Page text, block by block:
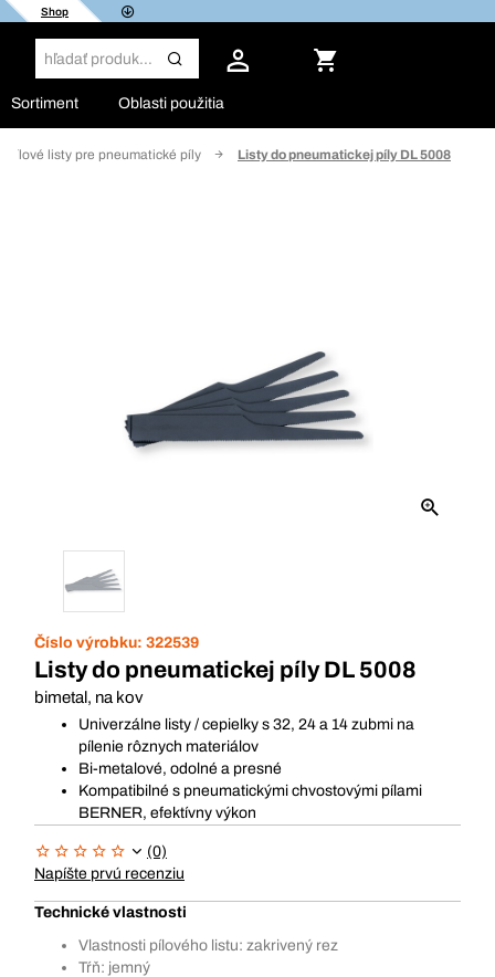
Shop
Sortiment Oblasti použitia
Pílové listy pre pneumatické píly Listy do pneumatickej píly DL 5008
Číslo výrobku: 322539
Listy do pneumatickej píly DL 5008
bimetal, na kov
Univerzálne listy / cepielky s 32, 24 a 14 zubmi na
pílenie rôznych materiálov
Bi-metalové, odolné a presné
Kompatibilné s pneumatickými chvostovými pílami
BERNER, efektívny výkon
(0)
Napíšte prvú recenziu
Technické vlastnosti
Vlastnosti pílového listu: zakrivený rez
Tŕň: jemný